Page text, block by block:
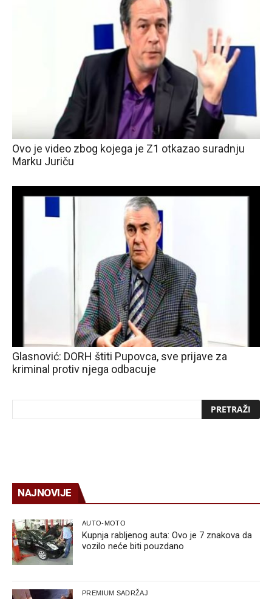
Ovo je video zbog kojega je Z1 otkazao suradnju
Marku Juriču
Glasnović: DORH štiti Pupovca, sve prijave za
kriminal protiv njega odbacuje
NAJNOVIJE
AUTO-MOTO
Kupnja rabljenog auta: Ovo je 7 znakova da
vozilo neće biti pouzdano
PREMIUM SADRŽAJ